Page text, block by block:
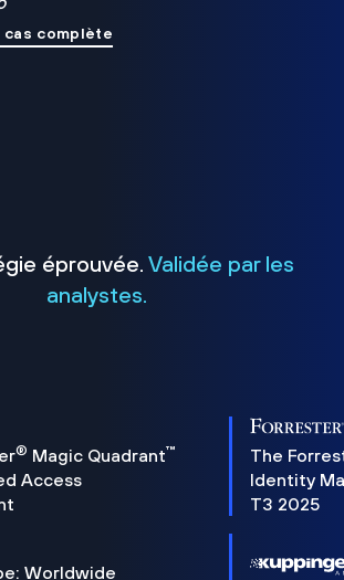
cas complète
éprouvée. Validée par les
analystes.
® Magic Quadrant™
Access
The
Identity
T3 2025
Worldwide